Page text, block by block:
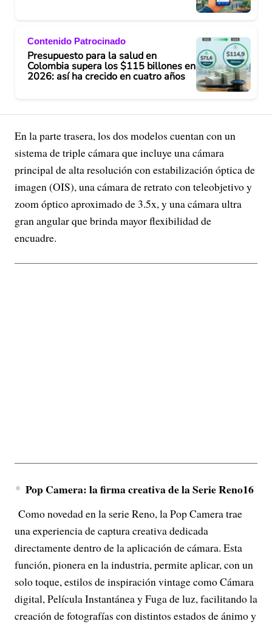
Contenido Patrocinado
Presupuesto para la salud en
Colombia supera los $115 billones en
2026: así ha crecido en cuatro años
En la parte trasera, los dos modelos cuentan con un
sistema de triple cámara que incluye una cámara
principal de alta resolución con estabilización óptica de
imagen (OIS), una cámara de retrato con teleobjetivo y
zoom óptico aproximado de 3.5x, y una cámara ultra
gran angular que brinda mayor flexibilidad de
encuadre.
Pop Camera: la firma creativa de la Serie Reno16
Como novedad en la serie Reno, la Pop Camera trae
una experiencia de captura creativa dedicada
directamente dentro de la aplicación de cámara. Esta
función, pionera en la industria, permite aplicar, con un
solo toque, estilos de inspiración vintage como Cámara
digital, Película Instantánea y Fuga de luz, facilitando la
creación de fotografías con distintos estados de ánimo y